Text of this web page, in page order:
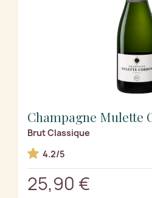
Champagne Mulette
Brut Classique
4.2/5
25,90 €